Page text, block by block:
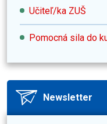
Učiteľ/ka ZUŠ
Pomocná sila do
Newsletter